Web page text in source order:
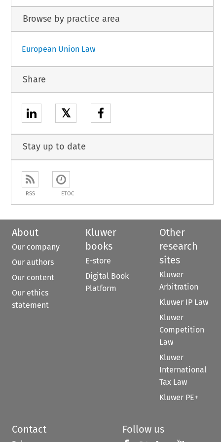
Browse by practice area
European Union Law
Share
𝕏
Stay up to date
RSS ETOC
About
Our company
Our authors
Our content
Our ethics
statement
Kluwer
books
E-store
Digital Book
Platform
Other
research
sites
Kluwer
Arbitration
Kluwer IP Law
Kluwer
Competition
Law
Kluwer
International
Tax Law
Kluwer PE+
Contact Follow us